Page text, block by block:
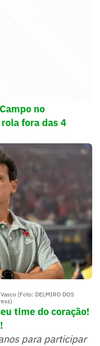
no
fora das 4
(Foto: DELMIRO DOS
time do coração!
para participar